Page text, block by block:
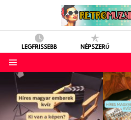
LEGFRISSEBB NÉPSZERŰ
LATEST
STORIES